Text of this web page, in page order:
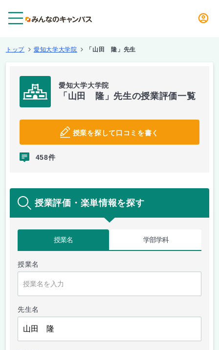
トップ 愛知大学大学院 「山田 隆」先生
愛知大学大学院
「山田 隆」先生の授業評価一覧
授業を探して口コミを書く
458件
授業評価・楽単情報を探す
授業名 学部学科
授業名
先生名